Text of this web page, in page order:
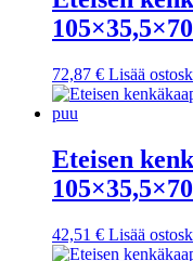
72,87 € Lisää
Eteisen
42,51 € Lisää